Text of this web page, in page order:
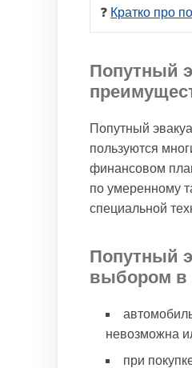
❓ Кратко про
Попутный
Попутный
пользуются
финансовом
по умеренному
специальной
Попутный
выбором в
невозможна
при